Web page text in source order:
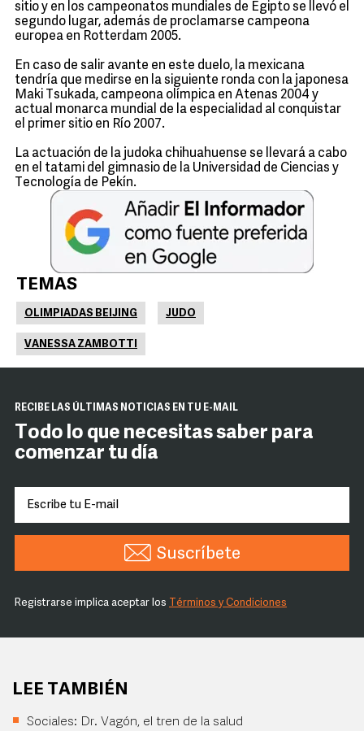
sitio y en los campeonatos mundiales de Egipto se llevó el
segundo lugar, además de proclamarse campeona
europea en Rotterdam 2005.
En caso de salir avante en este duelo, la mexicana
tendría que medirse en la siguiente ronda con la japonesa
Maki Tsukada, campeona olímpica en Atenas 2004 y
actual monarca mundial de la especialidad al conquistar
el primer sitio en Río 2007.
La actuación de la judoka chihuahuense se llevará a cabo
en el tatami del gimnasio de la Universidad de Ciencias y
Tecnología de Pekín.
TEMAS
OLIMPIADAS BEIJING JUDO
VANESSA ZAMBOTTI
RECIBE LAS ÚLTIMAS NOTICIAS EN TU E-MAIL
Todo lo que necesitas saber para
comenzar tu día
Suscríbete
Registrarse implica aceptar los Términos y Condiciones
LEE TAMBIÉN
Sociales: Dr. Vagón, el tren de la salud